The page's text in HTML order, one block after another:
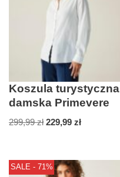
Koszula turystyczna
damska Primevere
299,99zł 229,99 zł
SALE - 71%